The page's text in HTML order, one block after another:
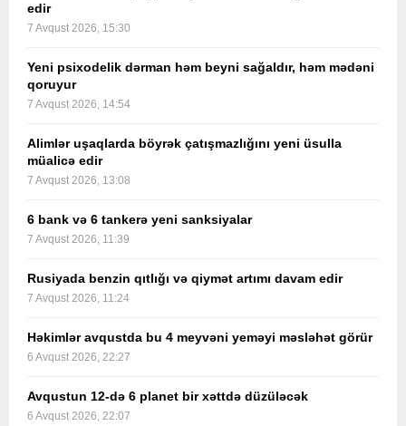
edir
7 Avqust 2026, 15:30
Yeni psixodelik dərman həm beyni sağaldır, həm mədəni
qoruyur
7 Avqust 2026, 14:54
Alimlər uşaqlarda böyrək çatışmazlığını yeni üsulla
müalicə edir
7 Avqust 2026, 13:08
6 bank və 6 tankerə yeni sanksiyalar
7 Avqust 2026, 11:39
Rusiyada benzin qıtlığı və qiymət artımı davam edir
7 Avqust 2026, 11:24
Həkimlər avqustda bu 4 meyvəni yeməyi məsləhət görür
6 Avqust 2026, 22:27
Avqustun 12-də 6 planet bir xəttdə düzüləcək
6 Avqust 2026, 22:07